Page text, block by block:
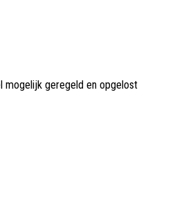
mogelijk geregeld en opgelost